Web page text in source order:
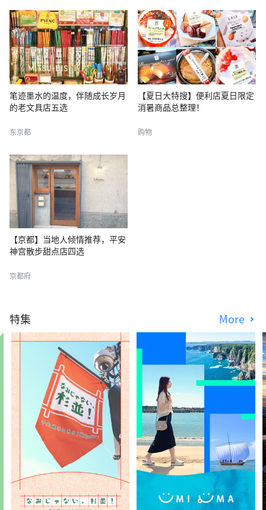
笔迹墨水的温度，伴随成长岁月
的老文具店五选
东京都
【夏日大特搜】便利店夏日限定
消暑商品总整理！
购物
【京都】当地人倾情推荐，平安
神宫散步甜点店四选
京都府
特集 More